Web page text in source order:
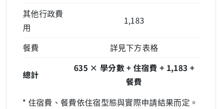
其他行政費
用
1,183
餐費 詳見下方表格
總計
635 × 學分數 + 住宿費 + 1,183 +
餐費
* 住宿費、餐費依住宿型態與實際申請結果而定。